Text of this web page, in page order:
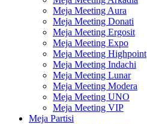
Meja Meeting Aura
Meja Meeting Donati
Meja Meeting Ergosit
Meja Meeting Expo
Meja Meeting Highpoint
Meja Meeting Indachi
Meja Meeting Lunar
Meja Meeting Modera
Meja Meeting UNO
Meja Meeting VIP
Meja Partisi